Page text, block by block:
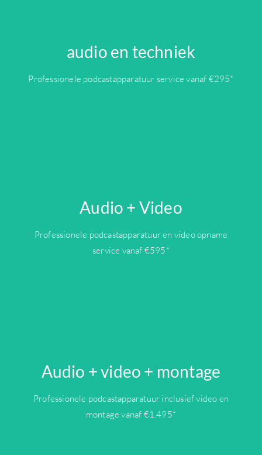
audio en techniek
Professionele podcastapparatuur service vanaf €295*
Audio + Video
Professionele podcastapparatuur en video opname
service vanaf €595*
Audio + video + montage
Professionele podcastapparatuur inclusief video en
montage vanaf €1.495*